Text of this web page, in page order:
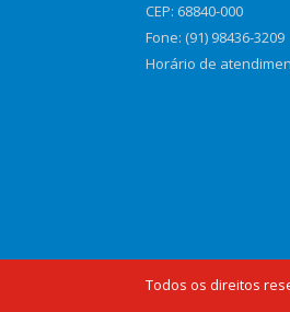
CEP: 68840-000
Fone: (91) 98436-3209
Horário de
Todos os direitos